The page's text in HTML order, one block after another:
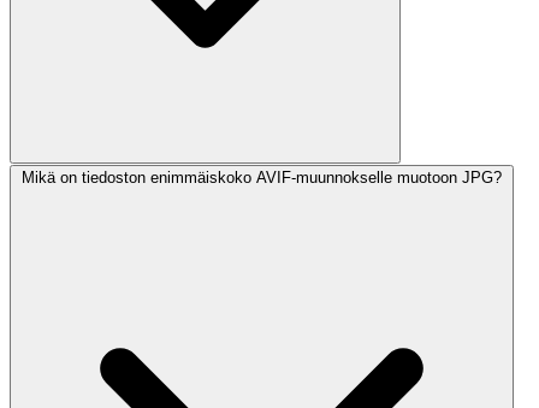
Mikä on tiedoston enimmäiskoko AVIF-muunnokselle muotoon JPG?